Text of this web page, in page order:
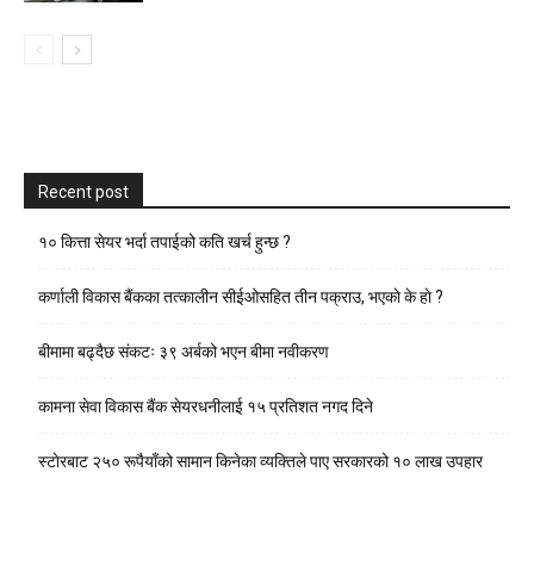
Recent post
१० कित्ता सेयर भर्दा तपाईको कति खर्च हुन्छ ?
कर्णाली विकास बैंकका तत्कालीन सीईओसहित तीन पक्राउ, भएकाे के हाे ?
बीमामा बढ्दैछ संकटः ३९ अर्बको भएन बीमा नवीकरण
कामना सेवा विकास बैंक सेयरधनीलाई १५ प्रतिशत नगद दिने
स्टाेरबाट २५० रूपैयाँको सामान किनेका व्यक्तिले पाए सरकारको १० लाख उपहार